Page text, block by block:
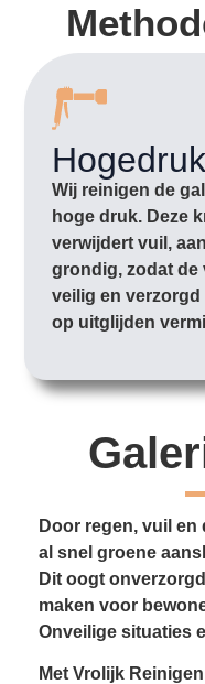
Wij reinigen de
hoge druk. Deze
verwijdert vuil,
grondig, zodat de
veilig en
op uitglijden
Door regen, vuil
al snel groene
Dit oogt
maken voor
Onveilige situaties
Met Vrolijk